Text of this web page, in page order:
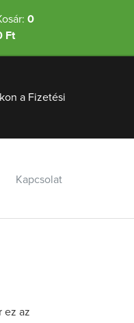
0
Ft
a Fizetési
Kapcsolat
ez az